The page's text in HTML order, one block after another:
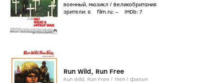
военный, мюзикл / Великобритания
зрители: 6 film.ru: – IMDb: 7
Run Wild, Run Free
Run Wild, Run Free / 1969 / фильм